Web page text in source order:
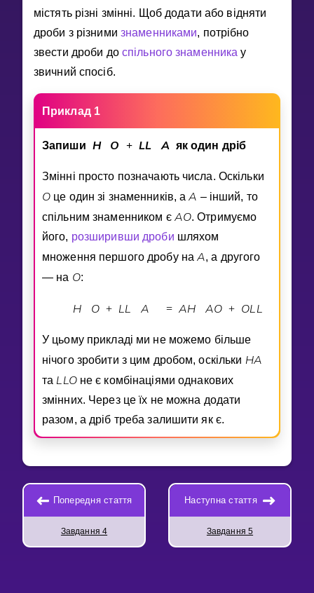
Invite a Friend
НАВЧАЛЬНИЙ ПЛАН
Select curriculum
Увійти
мiстять рiзнi змiннi. Щоб додати або вiдняти
дроби з рiзними знаменниками, потрiбно
звести дроби до спiльного знаменника у
звичний спосiб.
Приклад 1
Запиши H O + LL A як один дрiб
Змiннi просто позначають числа. Оскiльки
O це один зi знаменникiв, аA – iнший, то
спiльним знаменником є AO. Отримуємо
його, розширивши дроби шляхом
множення першого дробу наA, а другого
— на O:
H O + LL A = AH AO + OLL
У цьому прикладi ми не можемо бiльше
нiчого зробити з цим дробом, оскiльки HA
та LLOне є комбiнацiями однакових
змiнних. Через це їх не можна додати
разом, а дрiб треба залишити як є.
Попередня стаття
Завдання 4
Наступна стаття
Завдання 5